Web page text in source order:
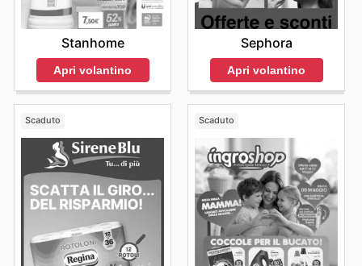
Stanhome
Apri volantino
Sephora
Apri volantino
Scaduto Scaduto